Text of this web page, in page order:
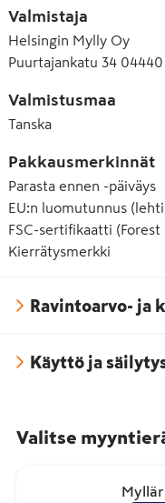
Valmistaja
Helsingin Mylly Oy
Puurtajankatu 34 04440
Valmistusmaa
Tanska
Pakkausmerkinnät
Parasta ennen -päiväys
EU:n luomutunnus
FSC-sertifikaatti
Kierrätysmerkki
Ravintoarvo- ja
Käyttö ja
Valitse